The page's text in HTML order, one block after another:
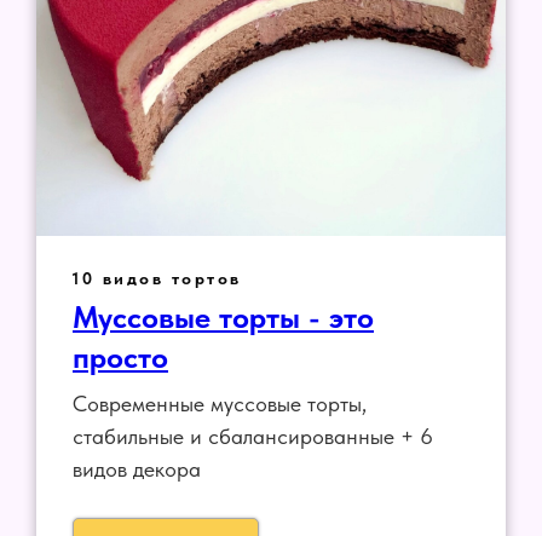
10 видов тортов
Муссовые торты - это
просто
Современные муссовые торты,
стабильные и сбалансированные + 6
видов декора